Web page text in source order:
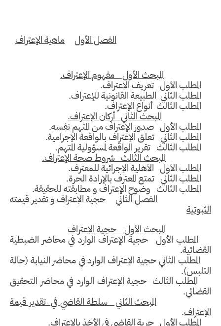
الفصل الأول ماهية الإعتراف
المبحث الأول مفهوم الإعتراف.
الأول تعريف الإعتراف.
الثاني الطبيعة القانونية للإعتراف.
الثالث أنواع الإعتراف.
المبحث الثاني أركان الإعتراف.
الأول صدور الإعتراف من المتهم نفسه.
الثاني تعلق الإعتراف بالواقعة الإجرامية.
الثالث تقرير الواقعة لمسؤولية المتهم.
المبحث الثالث شروط صحة الإعتراف.
الأول الأهلية الإجرائية للمعترف.
الثاني تمتع المعترف بالإرادة الحرة.
الثالث وضوح الإعتراف و مطابقته للحقيقة.
الفصل الثاني حجية الإعتراف و تقدير قيمته
المبحث الأول حجية الإعتراف
الأول حجية الإعتراف الوارد في محاضر الضبطية
الثاني حجية الإعتراف الوارد في محاضر النيابة (حالة
الثالث حجية الإعتراف الوارد في محاضر التحقيق
المبحث الثاني سلطة القاضي في تقدير قيمة
.
الأول حرية القاضي في الأخذ بالإعتراف.